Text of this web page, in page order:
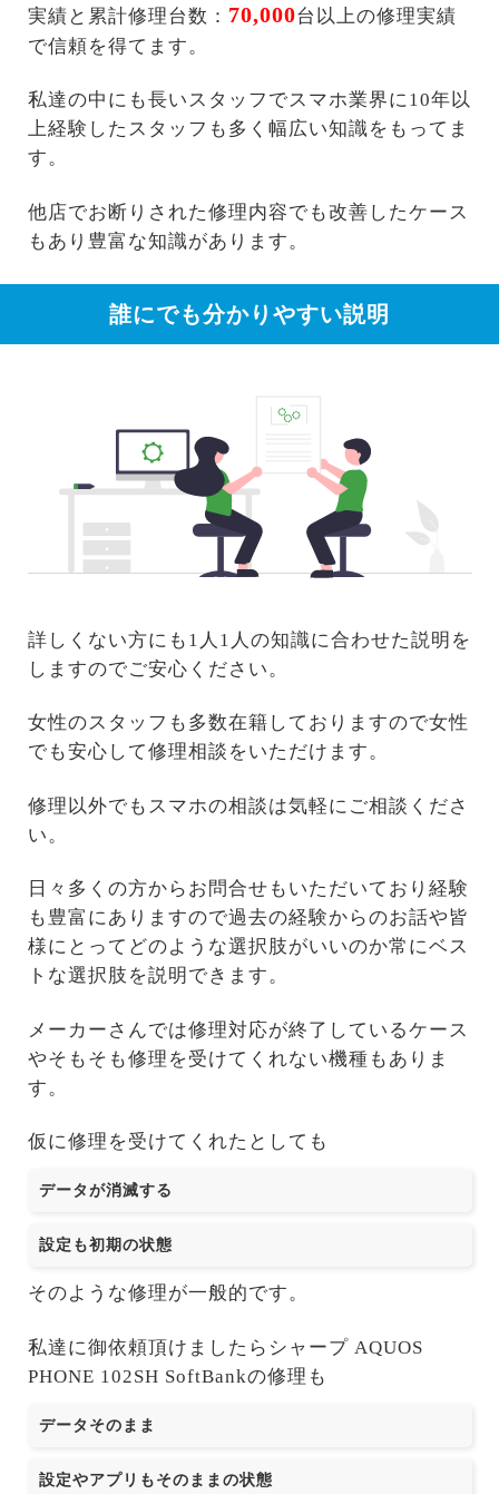
実績と累計修理台数： 70,000台以上の修理実績
で信頼を得てます。
私達の中にも長いスタッフでスマホ業界に10年以
上経験したスタッフも多く幅広い知識をもってま
す。
他店でお断りされた修理内容でも改善したケース
もあり豊富な知識があります。
誰にでも分かりやすい説明
詳しくない方にも1人1人の知識に合わせた説明を
しますのでご安心ください。
女性のスタッフも多数在籍しておりますので女性
でも安心して修理相談をいただけます。
修理以外でもスマホの相談は気軽にご相談くださ
い。
日々多くの方からお問合せもいただいており経験
も豊富にありますので過去の経験からのお話や皆
様にとってどのような選択肢がいいのか常にベス
トな選択肢を説明できます。
メーカーさんでは修理対応が終了しているケース
やそもそも修理を受けてくれない機種もありま
す。
仮に修理を受けてくれたとしても
データが消滅する
設定も初期の状態
そのような修理が一般的です。
私達に御依頼頂けましたらシャープ AQUOS
PHONE 102SH SoftBankの修理も
データそのまま
設定やアプリもそのままの状態